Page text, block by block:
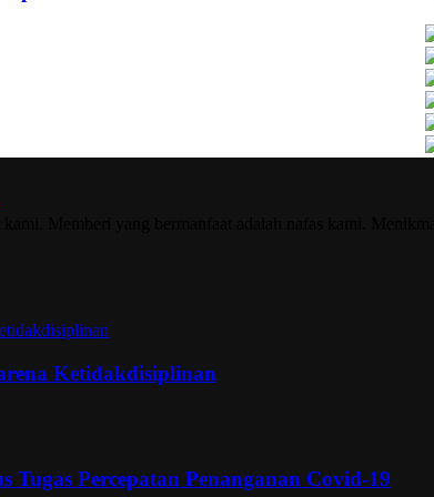
Ketidakdisiplinan
Tugas Percepatan Penanganan Covid-19